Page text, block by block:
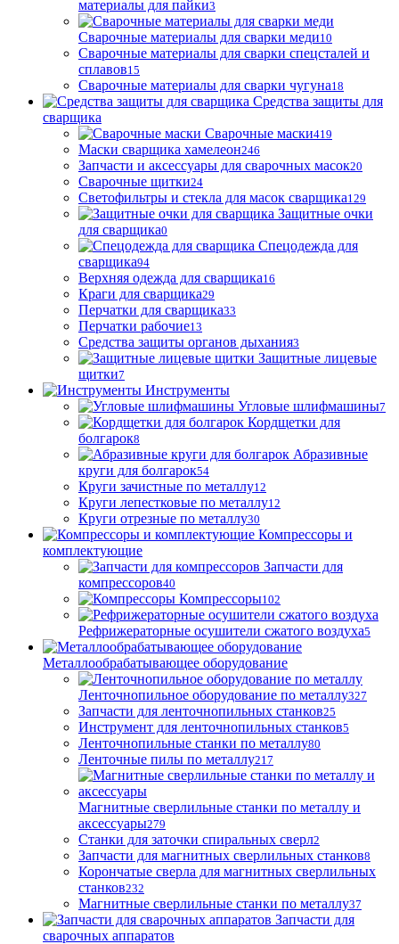
материалы для пайки3
Сварочные материалы для сварки меди10
Сварочные материалы для сварки спецсталей и
сплавов15
Сварочные материалы для сварки чугуна18
Средства защиты для
сварщика
Сварочные маски419
Маски сварщика хамелеон246
Запчасти и аксессуары для сварочных масок20
Сварочные щитки24
Светофильтры и стекла для масок сварщика129
Защитные очки
для сварщика0
Спецодежда для
сварщика94
Верхняя одежда для сварщика16
Краги для сварщика29
Перчатки для сварщика33
Перчатки рабочие13
Средства защиты органов дыхания3
Защитные лицевые
щитки7
Инструменты
Угловые шлифмашины7
Кордщетки для
болгарок8
Абразивные
круги для болгарок54
Круги зачистные по металлу12
Круги лепестковые по металлу12
Круги отрезные по металлу30
Компрессоры и
комплектующие
Запчасти для
компрессоров40
Компрессоры102
Рефрижераторные осушители сжатого воздуха5
Металлообрабатывающее оборудование
Ленточнопильное оборудование по металлу327
Запчасти для ленточнопильных станков25
Инструмент для ленточнопильных станков5
Ленточнопильные станки по металлу80
Ленточные пилы по металлу217
Магнитные сверлильные станки по металлу и
аксессуары279
Станки для заточки спиральных сверл2
Запчасти для магнитных сверлильных станков8
Корончатые сверла для магнитных сверлильных
станков232
Магнитные сверлильные станки по металлу37
Запчасти для
сварочных аппаратов